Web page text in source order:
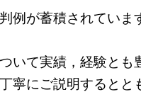
例が蓄積されていま
いて実績，経験とも
寧にご説明するとと